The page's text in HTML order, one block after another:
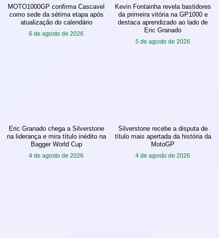
MOTO1000GP confirma Cascavel
como sede da sétima etapa após
atualização do calendário
6 de agosto de 2026
Kevin Fontainha revela bastidores
da primeira vitória na GP1000 e
destaca aprendizado ao lado de
Eric Granado
5 de agosto de 2026
Eric Granado chega a Silverstone
na liderança e mira título inédito na
Bagger World Cup
4 de agosto de 2026
Silverstone recebe a disputa de
título mais apertada da história da
MotoGP
4 de agosto de 2026